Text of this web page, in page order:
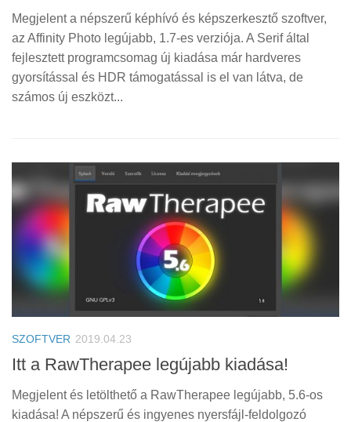
Megjelent a népszerű képhívó és képszerkesztő szoftver,
az Affinity Photo legújabb, 1.7-es verziója. A Serif által
fejlesztett programcsomag új kiadása már hardveres
gyorsítással és HDR támogatással is el van látva, de
számos új eszközt...
SZOFTVER 2019.04.23
Itt a RawTherapee legújabb kiadása!
Megjelent és letölthető a RawTherapee legújabb, 5.6-os
kiadása! A népszerű és ingyenes nyersfájl-feldolgozó